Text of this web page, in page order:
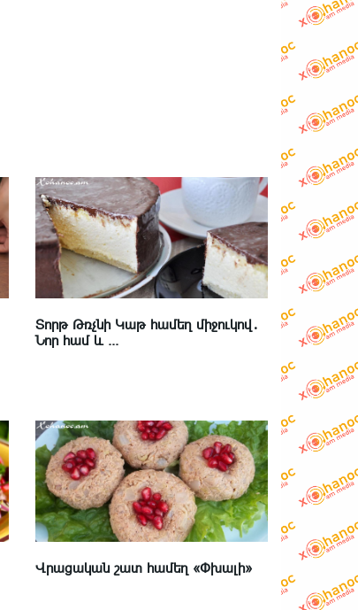
Տորթ Թռչնի Կաթ համեղ միջուկով․
Նոր համ և ...
Վրացական շատ համեղ «Փխալի»